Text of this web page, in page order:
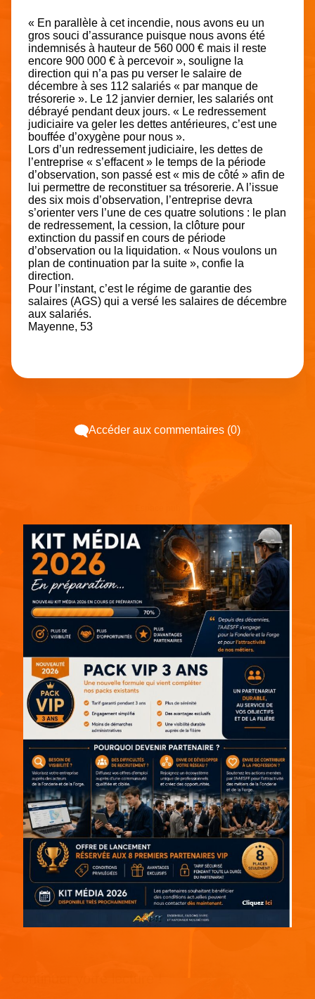
« En parallèle à cet incendie, nous avons eu un
gros souci d’assurance puisque nous avons été
indemnisés à hauteur de 560 000 € mais il reste
encore 900 000 € à percevoir », souligne la
direction qui n’a pas pu verser le salaire de
décembre à ses 112 salariés « par manque de
trésorerie ». Le 12 janvier dernier, les salariés ont
débrayé pendant deux jours. « Le redressement
judiciaire va geler les dettes antérieures, c’est une
bouffée d’oxygène pour nous ».
Lors d’un redressement judiciaire, les dettes de
l’entreprise « s’effacent » le temps de la période
d’observation, son passé est « mis de côté » afin de
lui permettre de reconstituer sa trésorerie. A l’issue
des six mois d’observation, l’entreprise devra
s’orienter vers l’une de ces quatre solutions : le plan
de redressement, la cession, la clôture pour
extinction du passif en cours de période
d’observation ou la liquidation. « Nous voulons un
plan de continuation par la suite », confie la
direction.
Pour l’instant, c’est le régime de garantie des
salaires (AGS) qui a versé les salaires de décembre
aux salariés.
Mayenne, 53
Accéder aux commentaires (0)